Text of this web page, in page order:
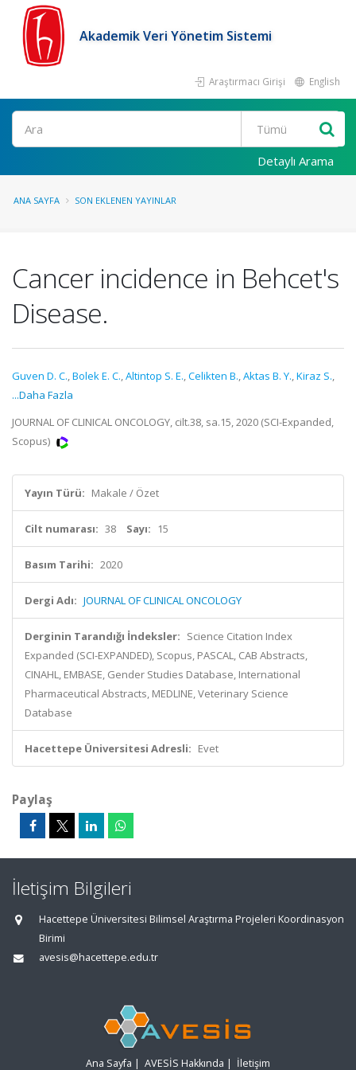
Akademik Veri Yönetim Sistemi
Araştırmacı Girişi English
Ara
Detaylı Arama
ANA SAYFA SON EKLENEN YAYINLAR
Cancer incidence in Behcet's
Disease.
Guven D. C.,Bolek E. C.,Altintop S. E.,Celikten B.,Aktas B. Y.,Kiraz S.,
...Daha Fazla
JOURNAL OF CLINICAL ONCOLOGY, cilt.38, sa.15, 2020 (SCI-Expanded,
Scopus)
Yayın Türü: Makale / Özet
Cilt numarası: 38 Sayı: 15
Basım Tarihi: 2020
Dergi Adı: JOURNAL OF CLINICAL ONCOLOGY
Derginin Tarandığı İndeksler: Science Citation Index
Expanded (SCI-EXPANDED), Scopus, PASCAL, CAB Abstracts,
CINAHL, EMBASE, Gender Studies Database, International
Pharmaceutical Abstracts, MEDLINE, Veterinary Science
Database
Hacettepe Üniversitesi Adresli: Evet
Paylaş
İletişim Bilgileri
Hacettepe Üniversitesi Bilimsel Araştırma Projeleri Koordinasyon
Birimi
avesis@hacettepe.edu.tr
Ana Sayfa | AVESİS Hakkında | İletişim